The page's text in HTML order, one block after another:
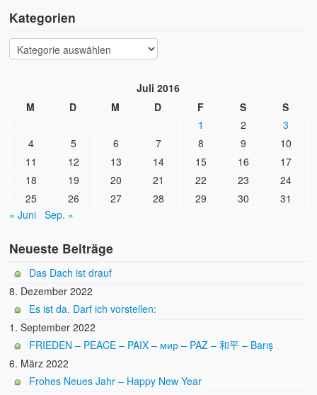
Kategorien
Juli 2016
M
D M D F S
S
1
2
3
4
5 6 7 8 9
10
11
12 13 14 15 16
17
18
19 20 21 22 23
24
25
26 27 28 29 30
31
« Juni
Sep. »
Neueste Beiträge
Das Dach ist drauf
8. Dezember 2022
Es ist da. Darf ich vorstellen:
1. September 2022
FRIEDEN – PEACE – PAIX – мир – PAZ – 和平 – Barış
6. März 2022
Frohes Neues Jahr – Happy New Year